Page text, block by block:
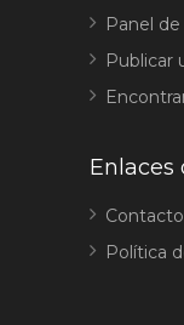
Panel
Publicar
Enlaces
Contacto
Política